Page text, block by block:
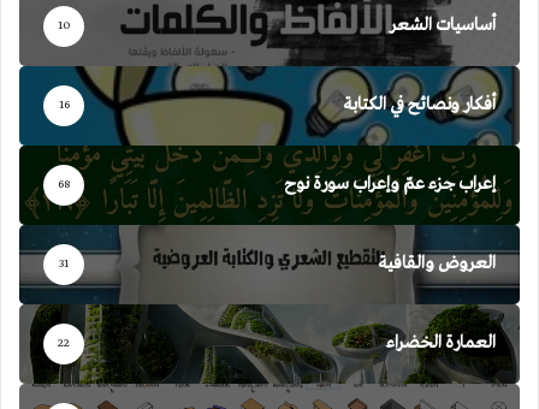
أساسيات الشعر 10
أفكار ونصائح في الكتابة 16
إعراب جزء عمّ وإعراب سورة نوح 68
العروض والقافية 31
العمارة الخضراء 22